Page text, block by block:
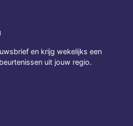
en krijg wekelijks een
uit jouw regio.